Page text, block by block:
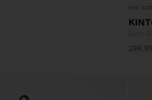
ONE SIZE
Sam
299,95